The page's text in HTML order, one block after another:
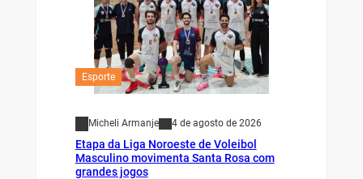
Esporte
Micheli Armanje 4 de agosto de 2026
Etapa da Liga Noroeste de Voleibol
Masculino movimenta Santa Rosa com
grandes jogos